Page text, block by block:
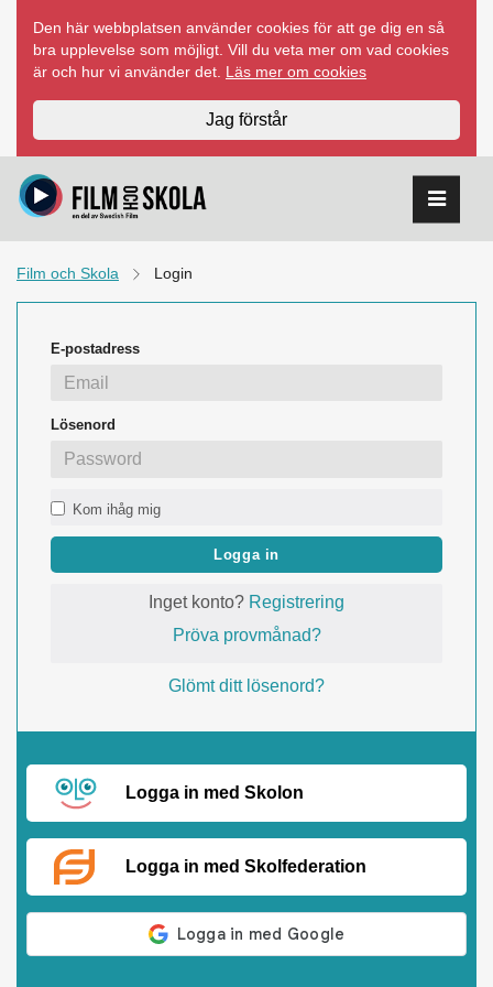
innehåll
Den här webbplatsen använder cookies för att ge dig en så
bra upplevelse som möjligt. Vill du veta mer om vad cookies
är och hur vi använder det. Läs mer om cookies
Jag förstår
Film och Skola Login
E-postadress
Lösenord
Kom ihåg mig
Logga in
Inget konto? Registrering
Pröva provmånad?
Glömt ditt lösenord?
Logga in med Skolon
Logga in med Skolfederation